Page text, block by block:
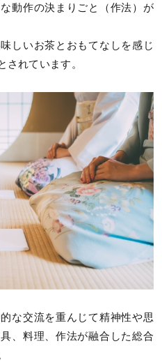
動作の決まりごと（作法）が
しいお茶とおもてなしを感じ
されています。
な交流を重んじて精神性や思
、料理、作法が融合した総合